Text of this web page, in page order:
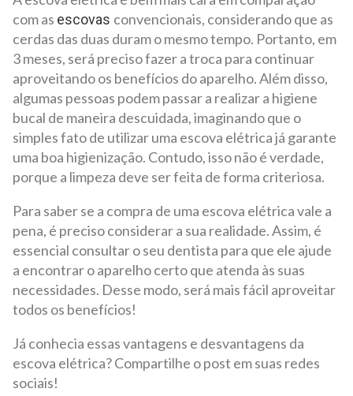
com as escovas convencionais, considerando que as
cerdas das duas duram o mesmo tempo. Portanto, em
3 meses, será preciso fazer a troca para continuar
aproveitando os benefícios do aparelho. Além disso,
algumas pessoas podem passar a realizar a higiene
bucal de maneira descuidada, imaginando que o
simples fato de utilizar uma escova elétrica já garante
uma boa higienização. Contudo, isso não é verdade,
porque a limpeza deve ser feita de forma criteriosa.
Para saber se a compra de uma escova elétrica vale a
pena, é preciso considerar a sua realidade. Assim, é
essencial consultar o seu dentista para que ele ajude
a encontrar o aparelho certo que atenda às suas
necessidades. Desse modo, será mais fácil aproveitar
todos os benefícios!
Já conhecia essas vantagens e desvantagens da
escova elétrica? Compartilhe o post em suas redes
sociais!